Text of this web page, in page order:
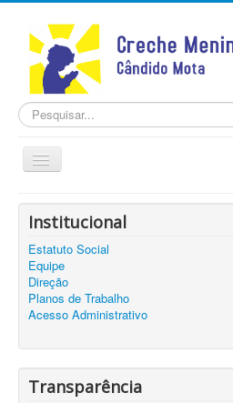
Pesquisar...
Alternar
Navegação
Home
INSTITUCIONAL
TRANSPARÊNCIA
Notícias
Contato
Institucional
Estatuto Social
Equipe
Direção
Planos de Trabalho
Acesso Administrativo
Transparência